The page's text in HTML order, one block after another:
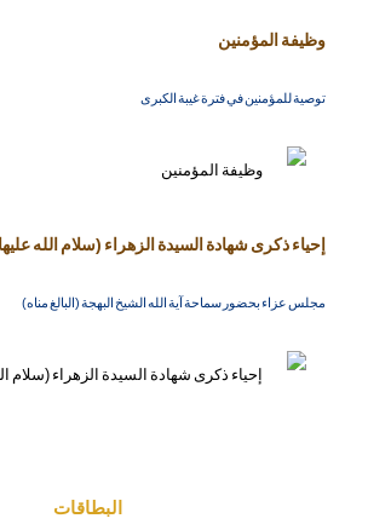
وظيفة المؤمنين
توصية للمؤمنين في فترة غيبة الكبرى
إحياء ذكرى شهادة السيدة الزهراء (سلام الله عليها)
مجلس عزاء بحضور سماحة آية الله الشيخ البهجة (البالغ مناه)
البطاقات